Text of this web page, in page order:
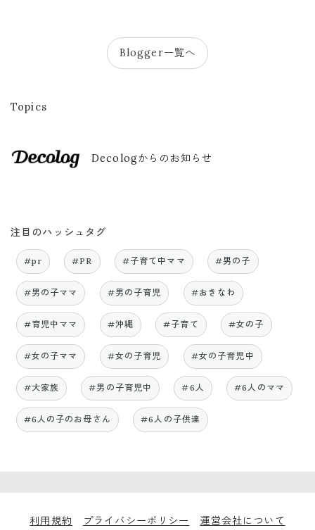
Blogger一覧へ
Topics
Decologからのお知らせ
注目のハッシュタグ
#pr #PR #子育て中ママ #男の子
#男の子ママ #男の子育児 #おきなわ
#育児中ママ #沖縄 #子育て #女の子
#女の子ママ #女の子育児 #女の子育児中
#大家族 #男の子育児中 #6人 #6人のママ
#6人の子のお母さん #6人の子供達
利用規約 プライバシーポリシー 運営会社について